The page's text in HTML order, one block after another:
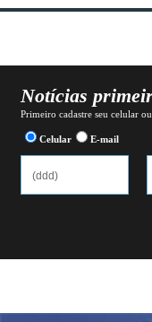
Notícias
Primeiro cadastre seu celular
Celular E-mail